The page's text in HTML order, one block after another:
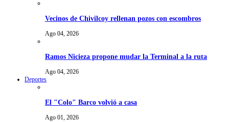
Vecinos de Chivilcoy rellenan pozos con escombros
Ago 04, 2026
Ramos Nicieza propone mudar la Terminal a la ruta
Ago 04, 2026
Deportes
El "Colo" Barco volvió a casa
Ago 01, 2026